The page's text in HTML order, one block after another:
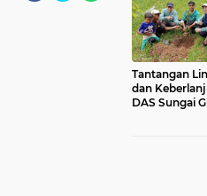
Tantangan
dan
DAS Sungai